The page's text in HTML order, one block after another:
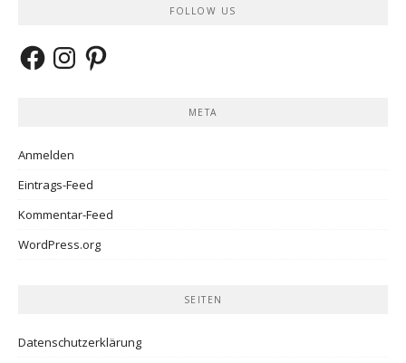
FOLLOW US
FacebookInstagramPinterest
META
Anmelden
Eintrags-Feed
Kommentar-Feed
WordPress.org
SEITEN
Datenschutzerklärung